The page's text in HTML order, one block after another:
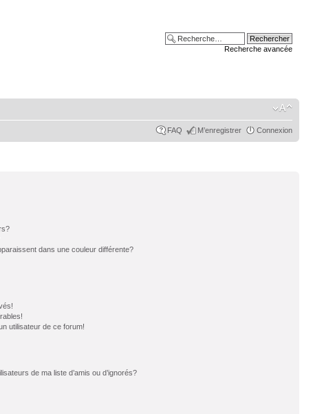
Recherche avancée
FAQ M’enregistrer Connexion
dans une couleur différente?
utilisateur de ce forum!
de ma liste d’amis ou d’ignorés?